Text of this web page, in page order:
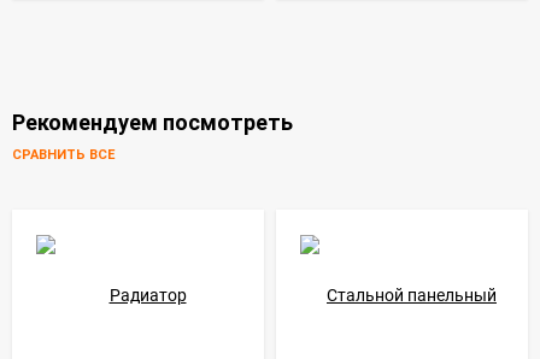
Рекомендуем посмотреть
СРАВНИТЬ ВСЕ